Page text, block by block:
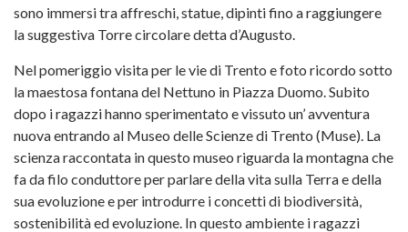
sono immersi tra affreschi, statue, dipinti fino a raggiungere
la suggestiva Torre circolare detta d’Augusto.
Nel pomeriggio visita per le vie di Trento e foto ricordo sotto
la maestosa fontana del Nettuno in Piazza Duomo. Subito
dopo i ragazzi hanno sperimentato e vissuto un’ avventura
nuova entrando al Museo delle Scienze di Trento (Muse). La
scienza raccontata in questo museo riguarda la montagna che
fa da filo conduttore per parlare della vita sulla Terra e della
sua evoluzione e per introdurre i concetti di biodiversità,
sostenibilità ed evoluzione. In questo ambiente i ragazzi